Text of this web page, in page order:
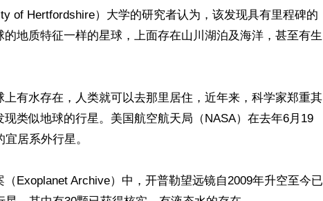
of Hertfordshire）大学的研究者认为，该发现具有里程碑的
地质特征一样的星球，上面存在山川湖泊及海洋，甚至有生
有水存在，人类就可以去那里居住，近年来，科学家郑重其
类似地球的行星。美国航空航天局（NASA）在去年6月19
居系外行星。
Exoplanet Archive）中，开普勒望远镜自2009年升空至今已